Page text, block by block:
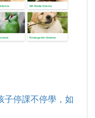
子停課不停學，如